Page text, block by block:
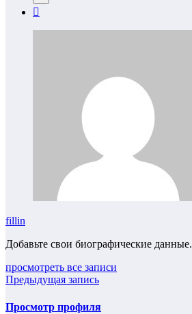
fillin
Добавьте свои биографические данные.
просмотреть все записи
Предыдущая запись
Просмотр профиля